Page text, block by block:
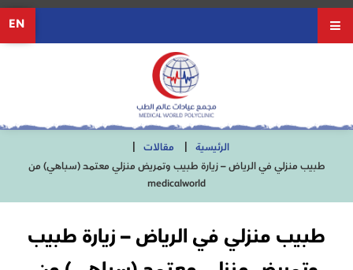
EN
الرئيسية
مقالات
طبيب منزلي في الرياض – زيارة طبيب وتمريض منزلي معتمد (سباهي) من
medicalworld
طبيب منزلي في الرياض – زيارة طبيب